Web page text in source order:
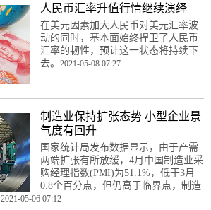
人民币汇率升值行情继续演绎
在美元因素加大人民币对美元汇率波
动的同时，基本面始终捍卫了人民币
汇率的韧性，预计这一状态将持续下
去。 2021-05-08 07:27
制造业保持扩张态势 小型企业景
气度有回升
国家统计局发布数据显示，由于产需
两端扩张有所放缓，4月中国制造业采
购经理指数(PMI)为51.1%，低于3月
0.8个百分点，但仍高于临界点，制造
2021-05-06 07:12